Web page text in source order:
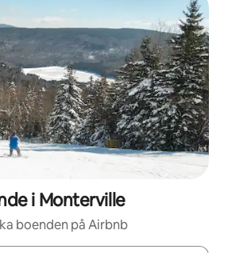
i Monterville
boenden på Airbnb